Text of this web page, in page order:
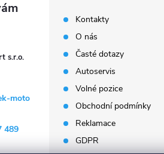
s.r.o.
moto
489
Kontakty
O nás
Časté dotazy
Autoservis
Volné pozice
Obchodní podmínky
Reklamace
GDPR